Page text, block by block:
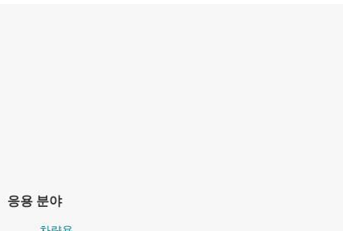
응용 분야